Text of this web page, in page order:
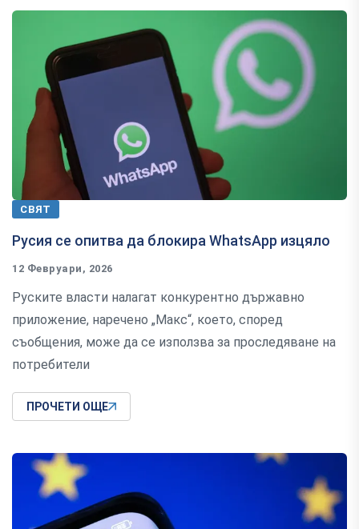
СВЯТ
Русия се опитва да блокира WhatsApp изцяло
12 Февруари, 2026
Руските власти налагат конкурентно държавно
приложение, наречено „Макс“, което, според
съобщения, може да се използва за проследяване на
потребители
ПРОЧЕТИ ОЩЕ